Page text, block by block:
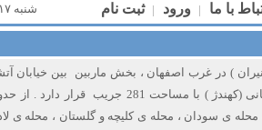
با ما | ورود | ثبت نام شنبه ۱۷ مرداد ۱۴۰۵
) در غرب اصفهان ، بخش ماربین بین خیابان
الله اشرفی اصفهانی (کهندژ ) با مساحت 281 جریب قرار
ی سودان ، محله ی کلیچه و گلستان ، محله ی